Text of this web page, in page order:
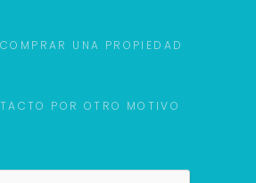
UNA PROPIEDAD
POR OTRO MOTIVO